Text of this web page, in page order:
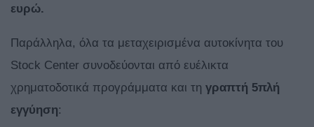
ευρώ.
Παράλληλα, όλα τα μεταχειρισμένα αυτοκίνητα του
Stock Center συνοδεύονται από ευέλικτα
χρηματοδοτικά προγράμματα και τη γραπτή 5πλή
εγγύηση: